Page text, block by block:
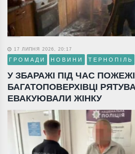
17 ЛИПНЯ 2026, 20:17
ГРОМАДИ НОВИНИ ТЕРНОПІЛЬ
У ЗБАРАЖІ ПІД ЧАС
БАГАТОПОВЕРХІВЦІ
ЕВАКУЮВАЛИ ЖІНКУ